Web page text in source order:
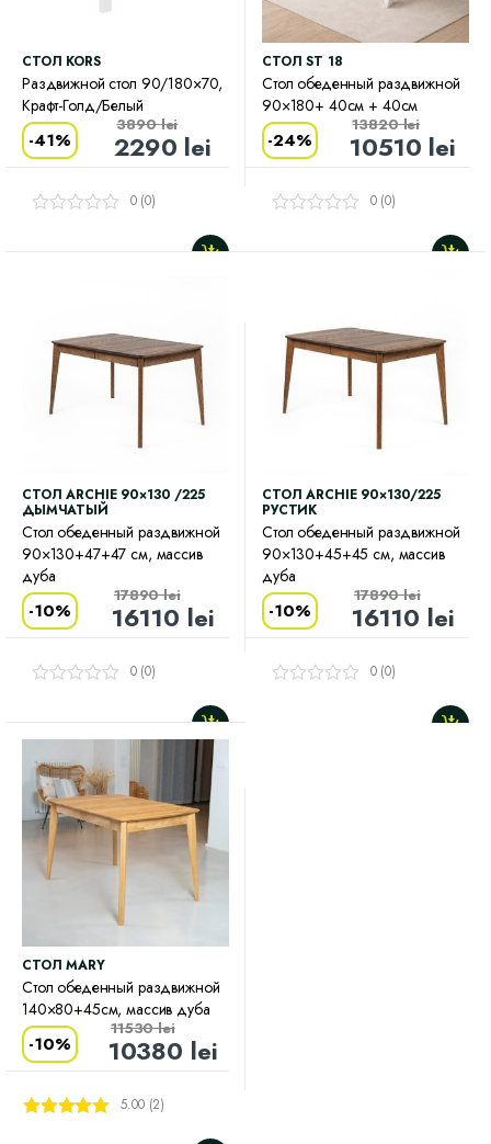
CТОЛ KORS
Раздвижной стол 90/180×70,
Крафт-Голд/Белый
-41% 2290 lei
3890lei
0 (0)
CТОЛ ST 18
Стол обеденный раздвижной
90×180+ 40см + 40см
-24% 10510 lei
13820lei
0 (0)
CТОЛ ARCHIE 90×130 /225
ДЫМЧАТЫЙ
Стол обеденный раздвижной
90×130+47+47 см, массив
дуба
-10% 16110 lei
17890lei
0 (0)
CТОЛ ARCHIE 90×130/225
РУСТИК
Стол обеденный раздвижной
90×130+45+45 см, массив
дуба
-10% 16110 lei
17890lei
0 (0)
CТОЛ MARY
Стол обеденный раздвижной
140×80+45см, массив дуба
-10% 10380 lei
11530lei
5.00 (2)